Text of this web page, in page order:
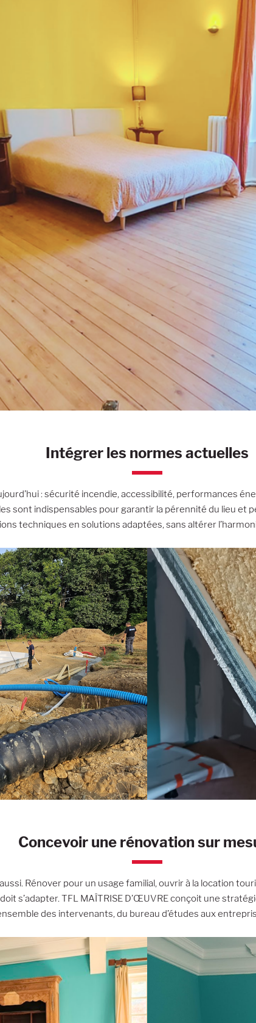
Intégrer les normes actuelles
: sécurité incendie, accessibilité, performances
sont indispensables pour garantir la pérennité du lieu
techniques en solutions adaptées, sans altérer
Concevoir une rénovation sur
Rénover pour un usage familial, ouvrir à la location
s’adapter. TFL MAÎTRISE D’ŒUVRE conçoit une
des intervenants, du bureau d’études aux